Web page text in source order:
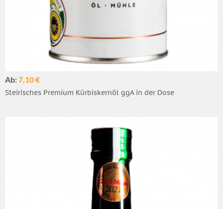
Ab:7,10 €
Steirisches Premium Kürbiskernöl ggA in der Dose